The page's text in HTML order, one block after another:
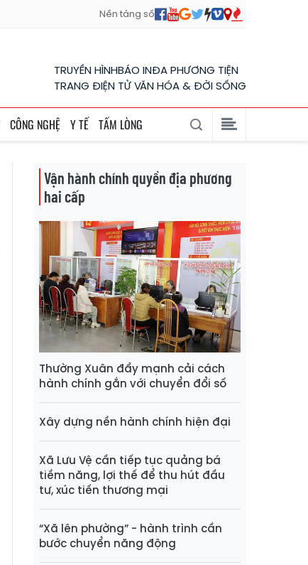
Nền tảng số
TRUYỀN HÌNHBÁO INĐA PHƯƠNG TIỆN
TRANG ĐIỆN TỬ VĂN HÓA & ĐỜI SỐNG
CÔNG NGHỆ Y TẾ TẤM LÒNG
Vận hành chính quyền địa phương
hai cấp
Thường Xuân đẩy mạnh cải cách
hành chính gắn với chuyển đổi số
Xây dựng nền hành chính hiện đại
Xã Lưu Vệ cần tiếp tục quảng bá
tiềm năng, lợi thế để thu hút đầu
tư, xúc tiến thương mại
“Xã lên phường” - hành trình cần
bước chuyển năng động